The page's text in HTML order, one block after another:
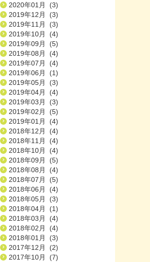
2020年01月 (3)
2019年12月 (3)
2019年11月 (3)
2019年10月 (4)
2019年09月 (5)
2019年08月 (4)
2019年07月 (4)
2019年06月 (1)
2019年05月 (3)
2019年04月 (4)
2019年03月 (3)
2019年02月 (5)
2019年01月 (4)
2018年12月 (4)
2018年11月 (4)
2018年10月 (4)
2018年09月 (5)
2018年08月 (4)
2018年07月 (5)
2018年06月 (4)
2018年05月 (3)
2018年04月 (1)
2018年03月 (4)
2018年02月 (4)
2018年01月 (3)
2017年12月 (2)
2017年10月 (7)